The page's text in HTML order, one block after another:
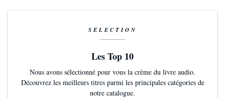
SÉLECTION
Les Top 10
Nous avons sélectionné pour vous la crème du livre audio.
Découvrez les meilleurs titres parmi les principales catégories de
notre catalogue.